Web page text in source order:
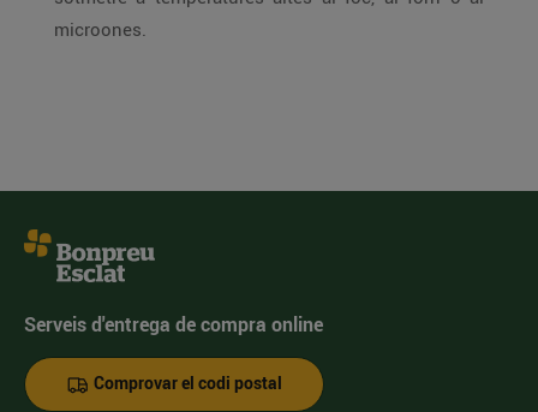
microones.
Serveis d'entrega de compra online
Comprovar el codi postal